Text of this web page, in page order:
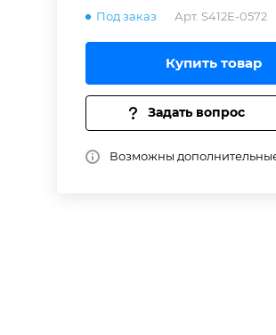
Под заказ Арт. S412E-0572
Купить товар
Задать вопрос
Возможны